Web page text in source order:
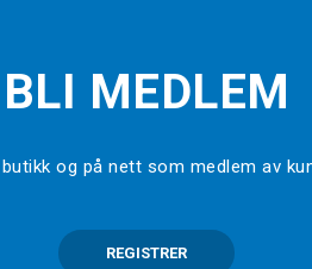
BLI MEDLEM
og på nett som medlem av
REGISTRER